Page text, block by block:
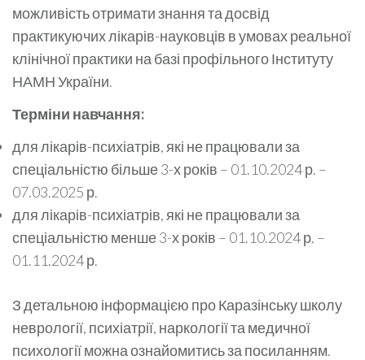
можливість отримати знання та досвід
практикуючих лікарів-науковців в умовах реальної
клінічної практики на базі профільного Інституту
НАМН України.
Терміни навчання:
для лікарів-психіатрів, які не працювали за
спеціальністю більше 3-х років – 01.10.2024 р. –
07.03.2025 р.
для лікарів-психіатрів, які не працювали за
спеціальністю менше 3-х років – 01.10.2024 р. –
01.11.2024 р.
З детальною інформацією про Каразінську школу
неврології, психіатрії, наркології та медичної
психології можна ознайомитись за посиланням.